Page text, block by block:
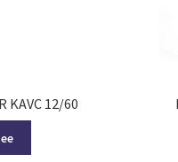
KAVC 12/60